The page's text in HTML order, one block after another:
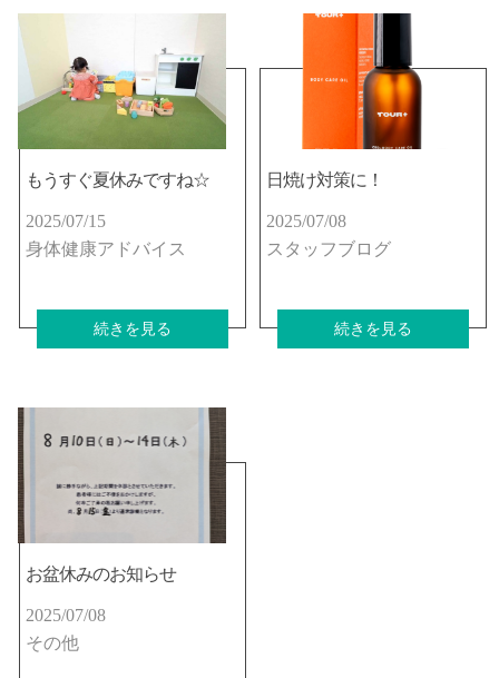
もうすぐ夏休みですね☆
2025/07/15
身体健康アドバイス
続きを見る
日焼け対策に！
2025/07/08
スタッフブログ
続きを見る
お盆休みのお知らせ
2025/07/08
その他